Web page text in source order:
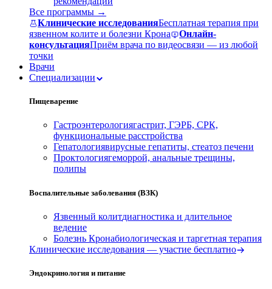
Все программы →
Клинические исследованияБесплатная терапия при
язвенном колите и болезни Крона
Онлайн-
консультацияПриём врача по видеосвязи — из любой
точки
Врачи
Специализации
Пищеварение
Гастроэнтерологиягастрит, ГЭРБ, СРК,
функциональные расстройства
Гепатологиявирусные гепатиты, стеатоз печени
Проктологиягеморрой, анальные трещины,
полипы
Воспалительные заболевания (ВЗК)
Язвенный колитдиагностика и длительное
ведение
Болезнь Кронабиологическая и таргетная терапия
Клинические исследования — участие бесплатно
Эндокринология и питание